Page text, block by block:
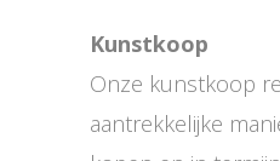
Kunstkoop
Onze kunstkoop
aantrekkelijke